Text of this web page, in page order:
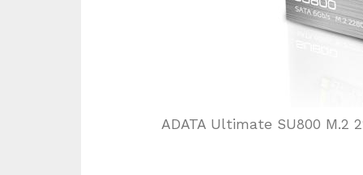
ADATA Ultimate SU800 M.2